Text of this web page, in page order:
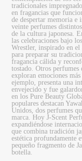
tradicionales
en fragancias que
de despertar memoria e
veinte perfumes
de la cultura japonesa.
las celebraciones bajo
Wrestler, inspirado en
para preparar su
fragancia cálida y
tostado. Otros perfumes
exploran emociones
ejemplo, presenta una
envejecido y fue
en los Pure Beauty
populares destacan
Unidos, dos perfumes
marca. Hoy J-Scent
expandiéndose
que combina tradición
estética profundamente
pequeño fragmento de
botella.